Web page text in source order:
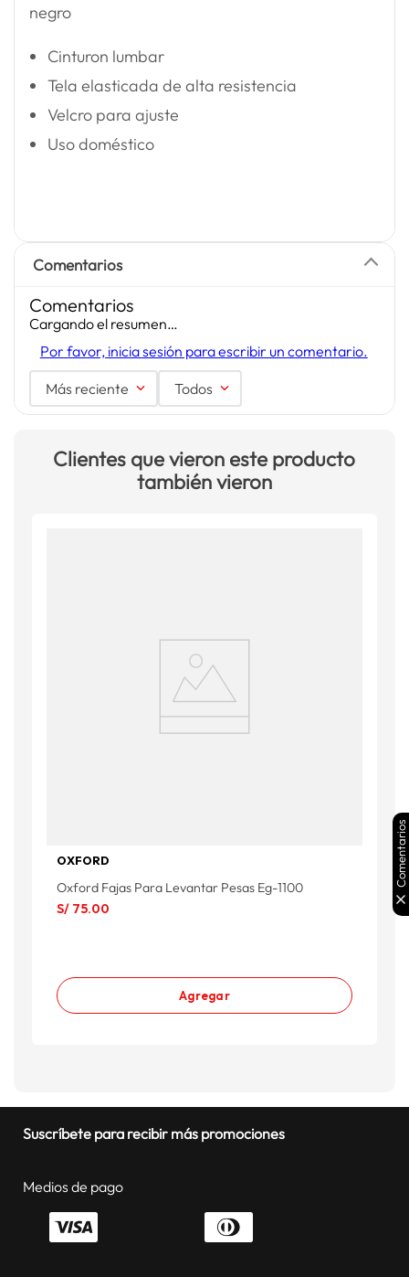
negro
Cinturon lumbar
Tela elasticada de alta resistencia
Velcro para ajuste
Uso doméstico
Comentarios
Comentarios
Cargando el resumen…
Por favor, inicia sesión para escribir un comentario.
Más reciente Todos
Clientes que vieron este producto
también vieron
OXFORD
Oxford Fajas Para Levantar Pesas Eg-1100
S/ 75.00
Agregar
Suscríbete para recibir más promociones
Medios de pago
Comentarios